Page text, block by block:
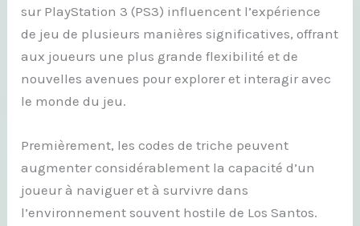
sur PlayStation 3 (PS3) influencent l’expérience
de jeu de plusieurs manières significatives, offrant
aux joueurs une plus grande flexibilité et de
nouvelles avenues pour explorer et interagir avec
le monde du jeu.
Premièrement, les codes de triche peuvent
augmenter considérablement la capacité d’un
joueur à naviguer et à survivre dans
l’environnement souvent hostile de Los Santos.